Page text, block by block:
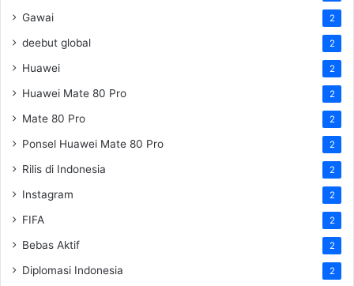
Gawai 2
deebut global 2
Huawei 2
Huawei Mate 80 Pro 2
Mate 80 Pro 2
Ponsel Huawei Mate 80 Pro 2
Rilis di Indonesia 2
Instagram 2
FIFA 2
Bebas Aktif 2
Diplomasi Indonesia 2